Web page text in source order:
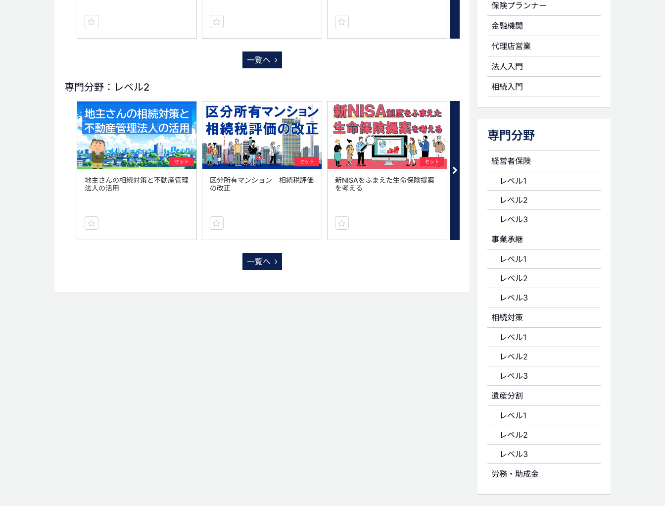
一覧へ
専門分野：レベル2
セット
地主さんの相続対策と不動産管理
法人の活用
セット
区分所有マンション 相続税評価
の改正
セット
新NISAをふまえた生命保険提案
を考える
生命保険に関連する贈与の注意点
一覧へ
保険プランナー
金融機関
代理店営業
法人入門
相続入門
専門分野
経営者保険
レベル1
レベル2
レベル3
事業承継
レベル1
レベル2
レベル3
相続対策
レベル1
レベル2
レベル3
遺産分割
レベル1
レベル2
レベル3
労務・助成金